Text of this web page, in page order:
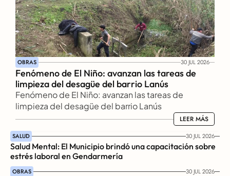
OBRAS 30 JUL 2026
Fenómeno de El Niño: avanzan las tareas de
limpieza del desagüe del barrio Lanús
Fenómeno de El Niño: avanzan las tareas de
limpieza del desagüe del barrio Lanús
LEER MÁS
LEER MÁS
SALUD 30 JUL 2026
Salud Mental: El Municipio brindó una capacitación sobre
estrés laboral en Gendarmería
OBRAS 30 JUL 2026